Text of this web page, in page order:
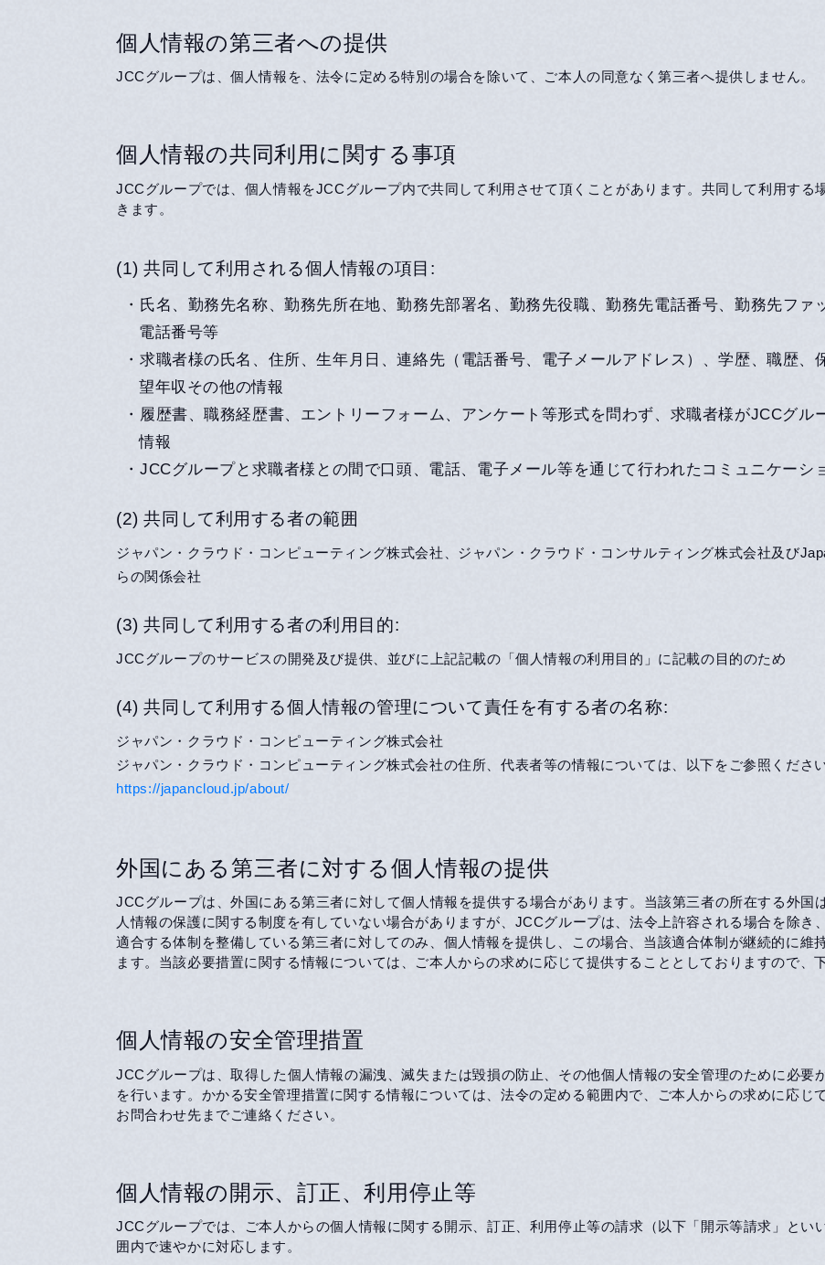
個人情報の第三者への提供
JCCグループは、個人情報を、法令に定める特別の場合を除いて、ご本人の同意なく第三者へ提供しません。
個人情報の共同利用に関する事項
JCCグループでは、個人情報をJCCグループ内で共同して利用させて頂くことがあります。共同して利用する
きます。
(1) 共同して利用される個人情報の項目:
・氏名、勤務先名称、勤務先所在地、勤務先部署名、勤務先役職、勤務先電話番号、勤務先フ
電話番号等
・求職者様の氏名、住所、生年月日、連絡先（電話番号、電子メールアドレス）、学歴、職歴
望年収その他の情報
・履歴書、職務経歴書、エントリーフォーム、アンケート等形式を問わず、求職者様がJCCグ
情報
・JCCグループと求職者様との間で口頭、電話、電子メール等を通じて行われたコミュニケーシ
(2) 共同して利用する者の範囲
ジャパン・クラウド・コンピューティング株式会社、ジャパン・クラウド・コンサルティング株式会社及び
らの関係会社
(3) 共同して利用する者の利用目的:
JCCグループのサービスの開発及び提供、並びに上記記載の「個人情報の利用目的」に記載の目的のため
(4) 共同して利用する個人情報の管理について責任を有する者の名称:
ジャパン・クラウド・コンピューティング株式会社
ジャパン・クラウド・コンピューティング株式会社の住所、代表者等の情報については、以下をご参照ください
https://japancloud.jp/about/
外国にある第三者に対する個人情報の提供
JCCグループは、外国にある第三者に対して個人情報を提供する場合があります。当該第三者の所在する外国
人情報の保護に関する制度を有していない場合がありますが、JCCグループは、法令上許容される場合を除き
適合する体制を整備している第三者に対してのみ、個人情報を提供し、この場合、当該適合体制が継続的に維
ます。当該必要措置に関する情報については、ご本人からの求めに応じて提供することとしておりますので、
個人情報の安全管理措置
JCCグループは、取得した個人情報の漏洩、滅失または毀損の防止、その他個人情報の安全管理のために必要
を行います。かかる安全管理措置に関する情報については、法令の定める範囲内で、ご本人からの求めに応じ
お問合わせ先までご連絡ください。
個人情報の開示、訂正、利用停止等
JCCグループでは、ご本人からの個人情報に関する開示、訂正、利用停止等の請求（以下「開示等請求」とい
囲内で速やかに対応します。